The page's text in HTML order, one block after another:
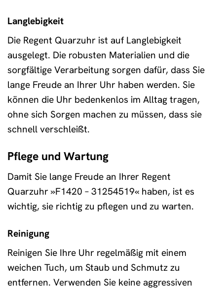
Langlebigkeit
Die Regent Quarzuhr ist auf Langlebigkeit
ausgelegt. Die robusten Materialien und die
sorgfältige Verarbeitung sorgen dafür, dass Sie
lange Freude an Ihrer Uhr haben werden. Sie
können die Uhr bedenkenlos im Alltag tragen,
ohne sich Sorgen machen zu müssen, dass sie
schnell verschleißt.
Pflege und Wartung
Damit Sie lange Freude an Ihrer Regent
Quarzuhr »F1420 – 31254519« haben, ist es
wichtig, sie richtig zu pflegen und zu warten.
Reinigung
Reinigen Sie Ihre Uhr regelmäßig mit einem
weichen Tuch, um Staub und Schmutz zu
entfernen. Verwenden Sie keine aggressiven